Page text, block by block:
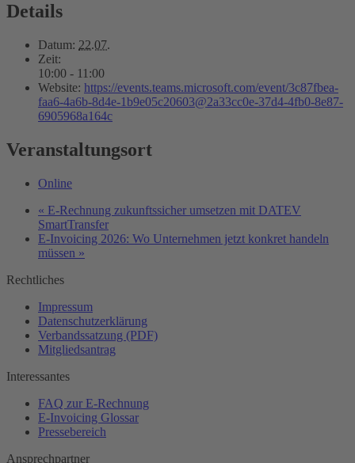
Details
Datum: 22.07.
Zeit:
10:00 - 11:00
Website: https://events.teams.microsoft.com/event/3c87fbea-
faa6-4a6b-8d4e-1b9e05c20603@2a33cc0e-37d4-4fb0-8e87-
6905968a164c
Veranstaltungsort
Online
« E-Rechnung zukunftssicher umsetzen mit DATEV
SmartTransfer
E-Invoicing 2026: Wo Unternehmen jetzt konkret handeln
müssen »
Rechtliches
Impressum
Datenschutzerklärung
Verbandssatzung (PDF)
Mitgliedsantrag
Interessantes
FAQ zur E-Rechnung
E-Invoicing Glossar
Pressebereich
Ansprechpartner